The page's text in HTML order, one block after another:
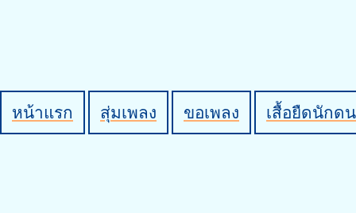
หน้าแรก สุ่มเพลง ขอเพลง เสื้อยืดนักด